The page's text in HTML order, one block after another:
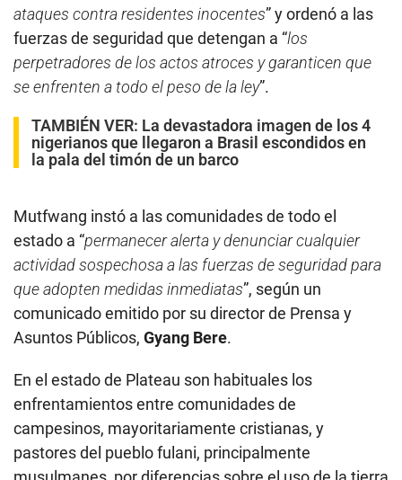
ataques contra residentes inocentes” y ordenó a las
fuerzas de seguridad que detengan a “los
perpetradores de los actos atroces y garanticen que
se enfrenten a todo el peso de la ley”.
TAMBIÉN VER: La devastadora imagen de los 4
nigerianos que llegaron a Brasil escondidos en
la pala del timón de un barco
Mutfwang instó a las comunidades de todo el
estado a “permanecer alerta y denunciar cualquier
actividad sospechosa a las fuerzas de seguridad para
que adopten medidas inmediatas”, según un
comunicado emitido por su director de Prensa y
Asuntos Públicos, Gyang Bere.
En el estado de Plateau son habituales los
enfrentamientos entre comunidades de
campesinos, mayoritariamente cristianas, y
pastores del pueblo fulani, principalmente